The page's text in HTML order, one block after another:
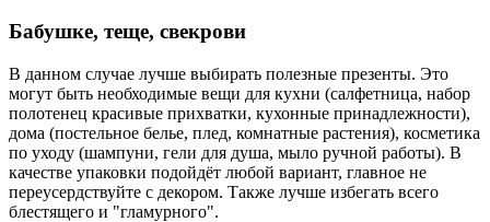
Бабушке, теще, свекрови
В данном случае лучше выбирать полезные презенты. Это
могут быть необходимые вещи для кухни (салфетница, набор
полотенец красивые прихватки, кухонные принадлежности),
дома (постельное белье, плед, комнатные растения), косметика
по уходу (шампуни, гели для душа, мыло ручной работы). В
качестве упаковки подойдёт любой вариант, главное не
переусердствуйте с декором. Также лучше избегать всего
блестящего и "гламурного".